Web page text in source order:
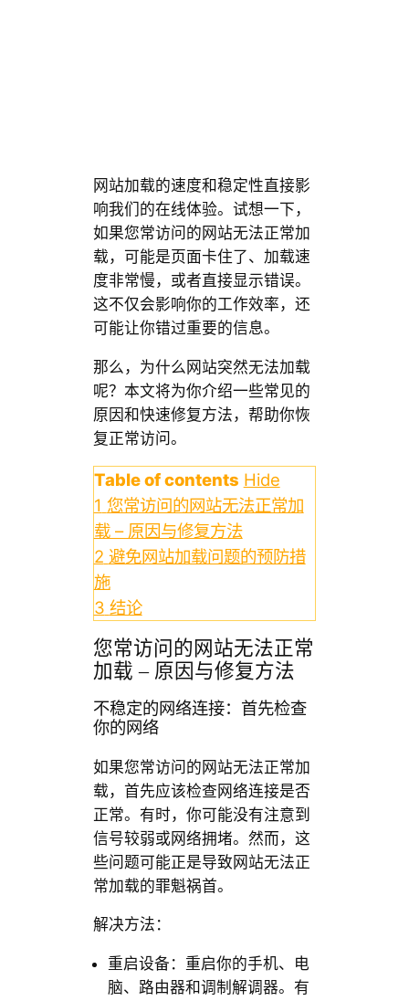
网站加载的速度和稳定性直接影
响我们的在线体验。试想一下，
如果您常访问的网站无法正常加
载，可能是页面卡住了、加载速
度非常慢，或者直接显示错误。
这不仅会影响你的工作效率，还
可能让你错过重要的信息。
那么，为什么网站突然无法加载
呢？本文将为你介绍一些常见的
原因和快速修复方法，帮助你恢
复正常访问。
Table of contents Hide
1 您常访问的网站无法正常加
载 – 原因与修复方法
2 避免网站加载问题的预防措
施
3 结论
您常访问的网站无法正常
加载 – 原因与修复方法
不稳定的网络连接：首先检查
你的网络
如果您常访问的网站无法正常加
载，首先应该检查网络连接是否
正常。有时，你可能没有注意到
信号较弱或网络拥堵。然而，这
些问题可能正是导致网站无法正
常加载的罪魁祸首。
解决方法：
重启设备：重启你的手机、电
脑、路由器和调制解调器。有